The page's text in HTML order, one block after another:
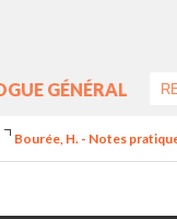
GÉNÉRAL
Bourée, H. - Notes